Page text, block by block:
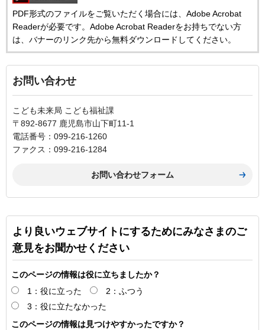
PDF形式のファイルをご覧いただく場合には、Adobe Acrobat
Readerが必要です。Adobe Acrobat Readerをお持ちでない方
は、バナーのリンク先から無料ダウンロードしてください。
お問い合わせ
こども未来局 こども福祉課
〒892-8677 鹿児島市山下町11-1
電話番号：099-216-1260
ファクス：099-216-1284
より良いウェブサイトにするためにみなさまのご
意見をお聞かせください
このページの情報は役に立ちましたか？
1：役に立った
2：ふつう
3：役に立たなかった
このページの情報は見つけやすかったですか？